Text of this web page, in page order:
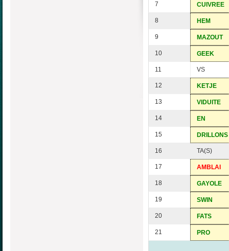
7 CUIVREE
8 HEM
9 MAZOUT
10 GEEK
11 VS
12 KETJE
13 VIDUITE
14 EN
15 DRILLONS
16 TA(S)
17 AMBLAI
18 GAYOLE
19 SWIN
20 FATS
21 PRO